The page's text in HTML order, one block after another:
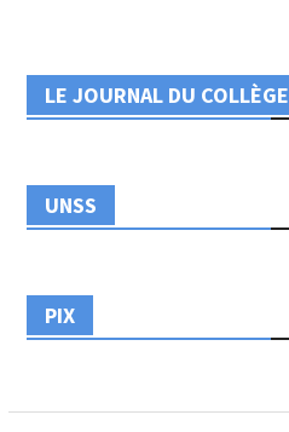
LE JOURNAL DU COLLÈGE
UNSS
PIX